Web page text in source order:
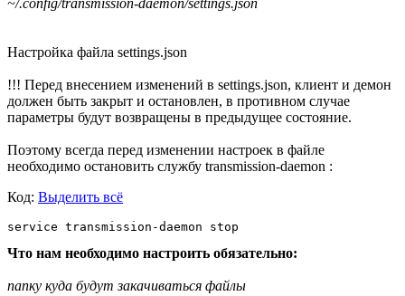
~/.config/transmission-daemon/settings.json
Настройка файла settings.json
!!! Перед внесением изменений в settings.json, клиент и демон
должен быть закрыт и остановлен, в противном случае
параметры будут возвращены в предыдущее состояние.
Поэтому всегда перед изменении настроек в файле
необходимо остановить службу transmission-daemon :
Код: Выделить всё
service transmission-daemon stop
Что нам необходимо настроить обязательно:
папку куда будут закачиваться файлы